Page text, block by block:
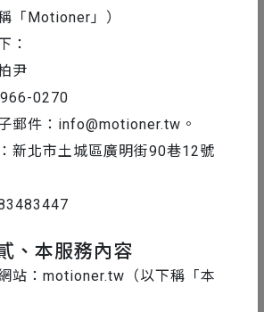
「Motioner」）
：
尹
0270
郵件： info@motioner.tw 。
新北市土城區廣明街90巷12號
、本服務內容
站：motioner.tw（以下稱「本
觀看
長2D平面風格、插畫及角色設
點設計獎及Adobe Awards等獎
國波士頓。